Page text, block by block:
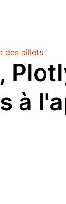
des billets
à